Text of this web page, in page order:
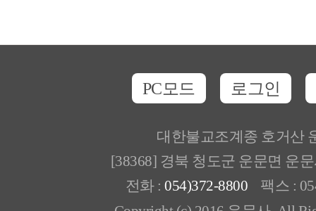
PC모드 로그인
대한불교조계종 호거산
[38368] 경북 청도군 운문면 운
전화 : 054)372-8800 팩스 :